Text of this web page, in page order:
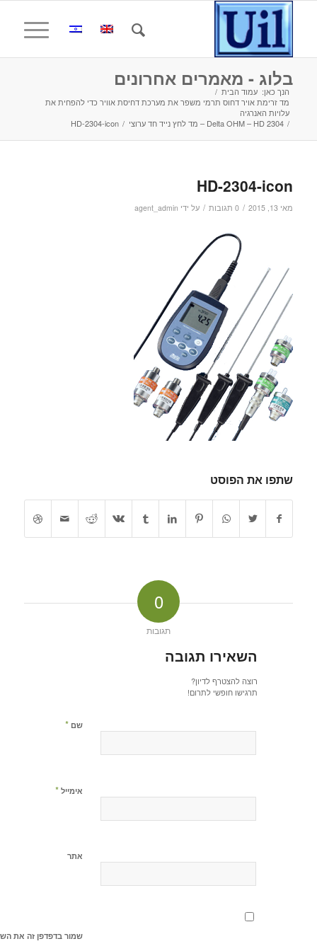
בלוג - מאמרים אחרונים
הנך כאן: עמוד הבית /
מד זרימת אויר דחוס תרמי משפר את מערכת דחיסת אוויר כדי להפחית את
עלויות האנרגיה
/ Delta OHM – HD 2304 – מד לחץ נייד חד ערוצי /
HD-2304-icon
HD-2304-icon
מאי 13, 2015 / 0 תגובות / על ידי agent_admin
שתפו את הפוסט
0
תגובות
השאירו תגובה
רוצה להצטרף לדיון?
תרגישו חופשי לתרום!
שם *
אימייל *
אתר
שמור בדפדפן זה את